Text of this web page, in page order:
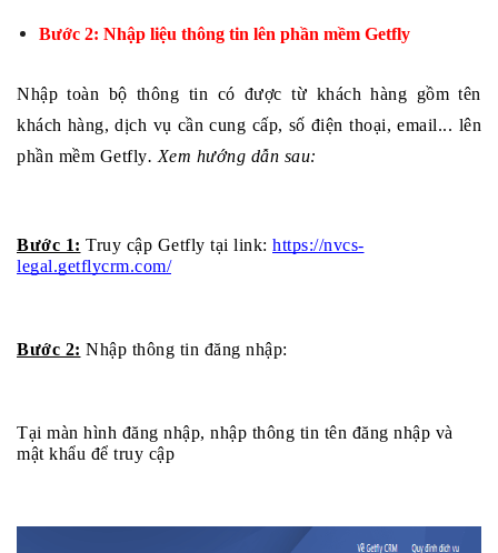
Bước 2: Nhập liệu thông tin lên phần mềm Getfly
Nhập toàn bộ thông tin có được từ khách hàng gồm tên
khách hàng, dịch vụ cần cung cấp, số điện thoại, email... lên
phần mềm Getfly. Xem hướng dẫn sau:
Bước 1: Truy cập Getfly tại link: https://nvcs-
legal.getflycrm.com/
Bước 2: Nhập thông tin đăng nhập:
Tại màn hình đăng nhập, nhập thông tin tên đăng nhập và
mật khẩu để truy cập